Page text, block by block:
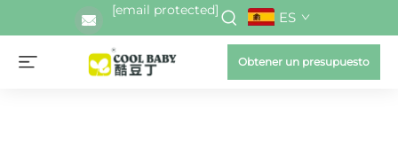
[email protected] ES
Obtener un presupuesto